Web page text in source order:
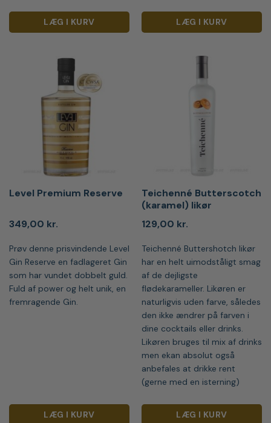
LÆG I KURV LÆG I KURV
Level Premium Reserve
349,00 kr.
Prøv denne prisvindende Level
Gin Reserve en fadlageret Gin
som har vundet dobbelt guld.
Fuld af power og helt unik, en
fremragende Gin.
LÆG I KURV
Teichenné Butterscotch
(karamel) likør
129,00 kr.
Teichenné Buttershotch likør
har en helt uimodståligt smag
af de dejligste
flødekarameller. Likøren er
naturligvis uden farve, således
den ikke ændrer på farven i
dine cocktails eller drinks.
Likøren bruges til mix af drinks
men ekan absolut også
anbefales at drikke rent
(gerne med en isterning)
LÆG I KURV